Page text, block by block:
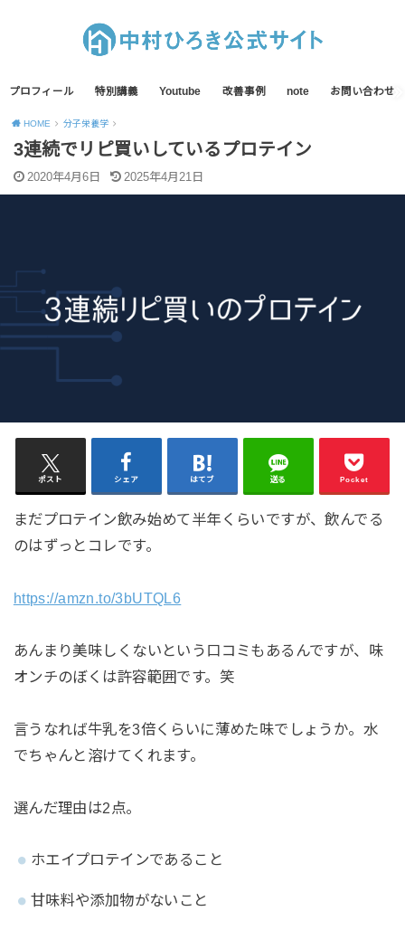
プロフィール 特別講義 Youtube 改善事例 note お問い合わせ
HOME 分子栄養学
3連続でリピ買いしているプロテイン
2020年4月6日 2025年4月21日
ポスト シェア はてブ 送る Pocket
まだプロテイン飲み始めて半年くらいですが、飲んでる
のはずっとコレです。
https://amzn.to/3bUTQL6
あんまり美味しくないという口コミもあるんですが、味
オンチのぼくは許容範囲です。笑
言うなれば牛乳を3倍くらいに薄めた味でしょうか。水
でちゃんと溶けてくれます。
選んだ理由は2点。
ホエイプロテインであること
甘味料や添加物がないこと